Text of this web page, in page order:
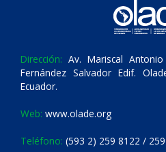
Dirección: Av. Mariscal
Fernández Salvador Edif.
Ecuador.
Web: www.olade.org
Teléfono: (593 2) 259 8122 /